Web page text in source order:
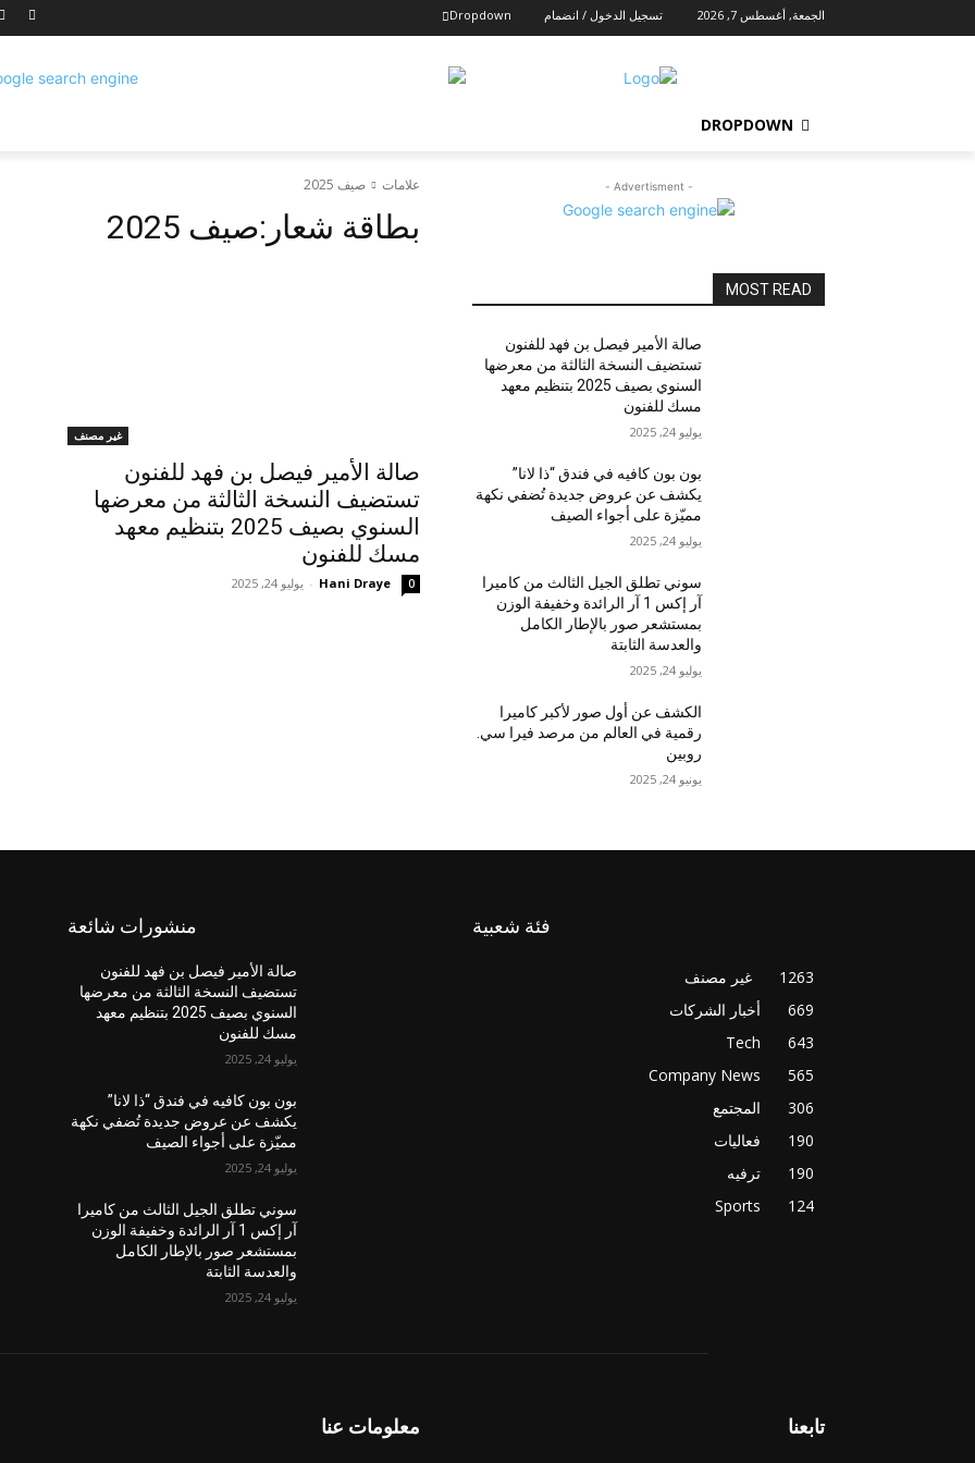
الجمعة, أغسطس 7, 2026 تسجيل الدخول / انضمام Dropdown
DROPDOWN
علامات صيف 2025
بطاقة شعار:صيف 2025
غير مصنف
صالة الأمير فيصل بن فهد للفنون
تستضيف النسخة الثالثة من معرضها
السنوي بصيف 2025 بتنظيم معهد
مسك للفنون
Hani Draye
- يوليو 24, 2025 0
- Advertisment -
MOST READ
صالة الأمير فيصل بن فهد للفنون
تستضيف النسخة الثالثة من معرضها
السنوي بصيف 2025 بتنظيم معهد
مسك للفنون
يوليو 24, 2025
بون بون كافيه في فندق “ذا لانا”
يكشف عن عروض جديدة تُضفي نكهة
مميّزة على أجواء الصيف
يوليو 24, 2025
سوني تطلق الجيل الثالث من كاميرا
آر إكس 1 آر الرائدة وخفيفة الوزن
بمستشعر صور بالإطار الكامل
والعدسة الثابتة
يوليو 24, 2025
الكشف عن أول صور لأكبر كاميرا
رقمية في العالم من مرصد فيرا سي.
روبين
يونيو 24, 2025
منشورات شائعة
صالة الأمير فيصل بن فهد للفنون
تستضيف النسخة الثالثة من معرضها
السنوي بصيف 2025 بتنظيم معهد
مسك للفنون
يوليو 24, 2025
بون بون كافيه في فندق “ذا لانا”
يكشف عن عروض جديدة تُضفي نكهة
مميّزة على أجواء الصيف
يوليو 24, 2025
سوني تطلق الجيل الثالث من كاميرا
آر إكس 1 آر الرائدة وخفيفة الوزن
بمستشعر صور بالإطار الكامل
والعدسة الثابتة
يوليو 24, 2025
فئة شعبية
غير مصنف
1263
أخبار الشركات
669
Tech
643
Company News
565
المجتمع
306
فعاليات
190
ترفيه
190
Sports
124
معلومات عنا تابعنا